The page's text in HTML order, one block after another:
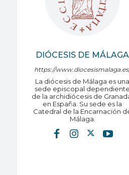
DIÓCESIS DE MÁLAGA
https://
La diócesis de Málaga es una
sede episcopal dependiente
de la archidiócesis de
en España. Su sede es la
Catedral de la Encarnación
Málaga.